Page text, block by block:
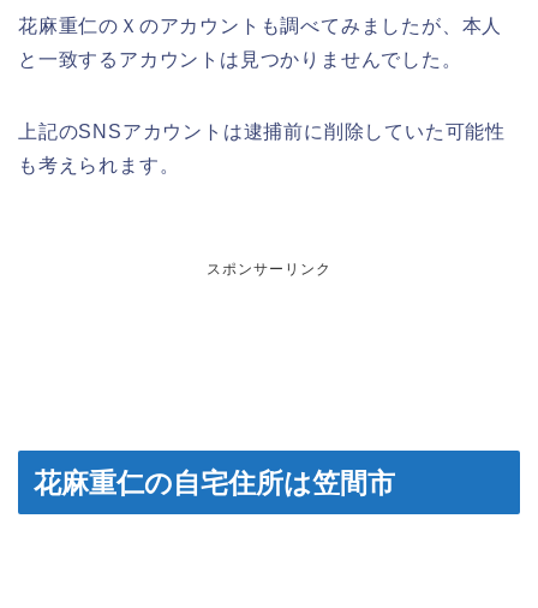
花麻重仁のＸのアカウントも調べてみましたが、本人
と一致するアカウントは見つかりませんでした。
上記のSNSアカウントは逮捕前に削除していた可能性
も考えられます。
スポンサーリンク
花麻重仁の自宅住所は笠間市